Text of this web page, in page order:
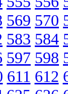
569 570
583 584
597 598
611 612